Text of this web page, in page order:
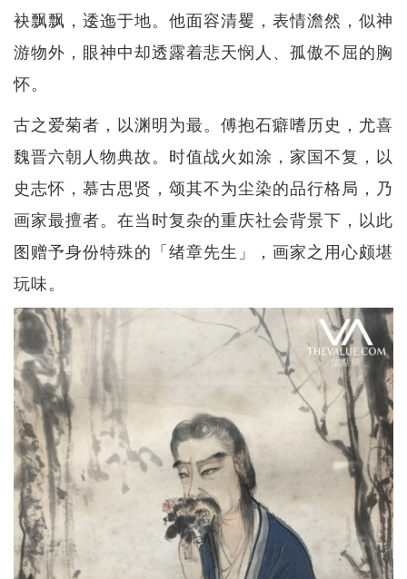
袂飘飘，逶迤于地。他面容清矍，表情澹然，似神
游物外，眼神中却透露着悲天悯人、孤傲不屈的胸
怀。
古之爱菊者，以渊明为最。傅抱石癖嗜历史，尤喜
魏晋六朝人物典故。时值战火如涂，家国不复，以
史志怀，慕古思贤，颂其不为尘染的品行格局，乃
画家最擅者。在当时复杂的重庆社会背景下，以此
图赠予身份特殊的「绪章先生」，画家之用心颇堪
玩味。